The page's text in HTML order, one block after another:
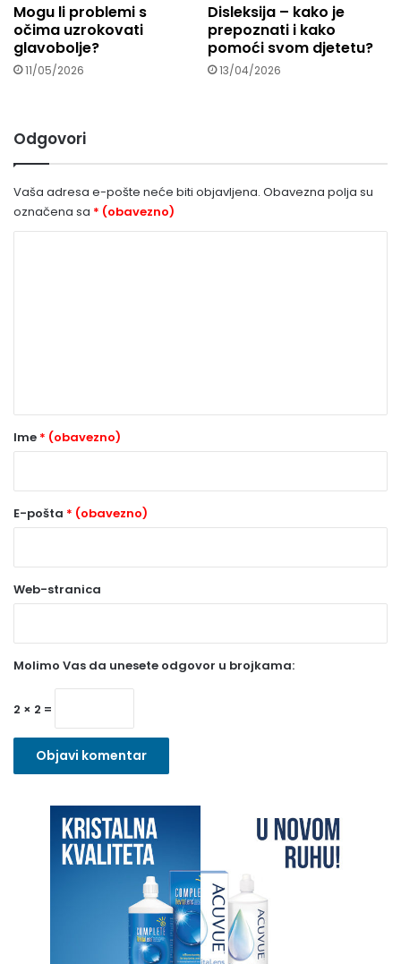
Mogu li problemi s
očima uzrokovati
glavobolje?
11/05/2026
Disleksija – kako je
prepoznati i kako
pomoći svom djetetu?
13/04/2026
Odgovori
Vaša adresa e-pošte neće biti objavljena. Obavezna polja su
označena sa * (obavezno)
r
o
a
v
z
n
Ime * (obavezno)
E-pošta * (obavezno)
Web-stranica
Molimo Vas da unesete odgovor u brojkama:
2 × 2 =